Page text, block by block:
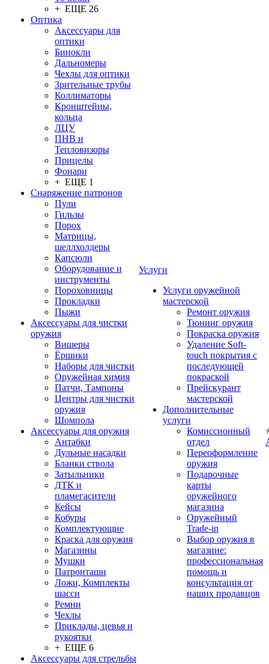
+ ЕЩЕ 26
Оптика
Аксессуары для
оптики
Бинокли
Дальномеры
Чехлы для оптики
Зрительные трубы
Коллиматоры
Кронштейны,
кольца
ЛЦУ
ПНВ и
Тепловизоры
Прицелы
Фонари
+ ЕЩЕ 1
Снаряжение патронов
Пули
Гильзы
Порох
Матрицы,
шеллхолдеры
Капсюли
Оборудование и
инструменты
Пороховницы
Прокладки
Пыжи
Аксессуары для чистки
оружия
Вишеры
Ёршики
Наборы для чистки
Оружейная химия
Патчи, Тампоны
Центры для чистки
оружия
Шомпола
Аксессуары для оружия
Антабки
Дульные насадки
Бланки ствола
Затыльники
ДТК и
пламегасители
Кейсы
Кобуры
Комплектующие
Краска для оружия
Магазины
Мушки
Патронташи
Ложи, Комплекты
шасси
Ремни
Чехлы
Приклады, цевья и
рукоятки
+ ЕЩЕ 6
Аксессуары для стрельбы
Услуги
Услуги оружейной
мастерской
Ремонт оружия
Тюнинг оружия
Покраска оружия
Удаление Soft-
touch покрытия с
последующей
покраской
Прейскурант
мастерской
Дополнительные
услуги
Комиссионный
отдел
Переоформление
оружия
Подарочные
карты
оружейного
магазина
Оружейный
Trade-in
Выбор оружия в
магазине:
профессиональная
помощь и
консультация от
наших продавцов